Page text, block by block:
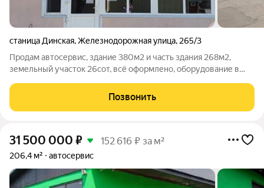
станица Динская,Железнодорожная улица, 265/3
Продам автосервис, здание 380м2 и часть здания 268м2,
земельный участок 26сот, всё оформлено, оборудование в
аппаратуры дизельных двигателей. Предприятие работает с
1988г, несколько раз делали
Позвонить
31 500 000 ₽ 152 616 ₽ за м²
206,4 м² автосервис